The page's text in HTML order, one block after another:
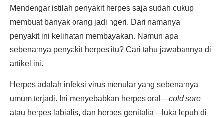
Mendengar istilah penyakit herpes saja sudah cukup
membuat banyak orang jadi ngeri. Dari namanya
penyakit ini kelihatan membayakan. Namun apa
sebenarnya penyakit herpes itu? Cari tahu jawabannya di
artikel ini.
Herpes adalah infeksi virus menular yang sebenarnya
umum terjadi. Ini menyebabkan herpes oral—cold sore
atau herpes labialis, dan herpes genitalia—luka lepuh di